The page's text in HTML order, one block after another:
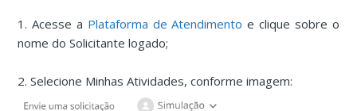
1. Acesse a Plataforma de Atendimento e clique sobre o
nome do Solicitante logado;
2. Selecione Minhas Atividades, conforme imagem: